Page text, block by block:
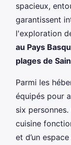
spacieux,
garantissent
l'exploration
au Pays
plages de
Parmi les
équipés pour
six personnes.
cuisine
et d’un